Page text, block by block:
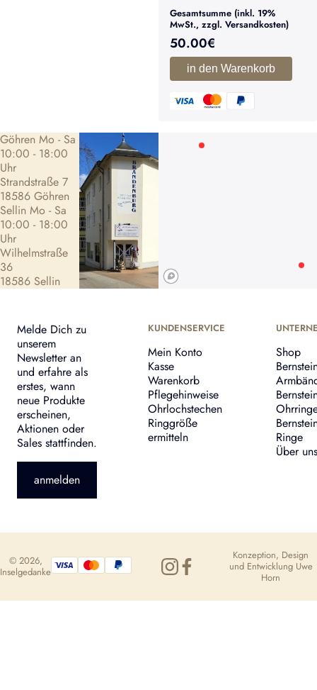
Gesamtsumme (inkl. 19%
MwSt., zzgl. Versandkosten)
50.00€
in den Warenkorb
Göhren Mo - Sa
10:00 - 18:00
Uhr
Strandstraße 7
18586 Göhren
Sellin Mo - Sa
10:00 - 18:00
Uhr
Wilhelmstraße
36
18586 Sellin
Melde Dich zu
unserem
Newsletter an
und erfahre als
erstes, wann
neue Produkte
erscheinen,
Aktionen oder
Sales stattfinden.
anmelden
KUNDENSERVICE
Mein Konto
Kasse
Warenkorb
Pflegehinweise
Ohrlochstechen
Ringgröße
ermitteln
Shop
Ringe
Über uns
© 2026,
Inselgedanke
Konzeption, Design
und Entwicklung Uwe
Horn